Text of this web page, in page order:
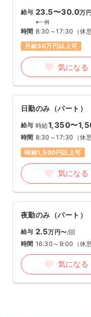
給与 23.5〜30.0万
※一例
時間 8:30～17:30 （休
月給30万円以上可
気になる
日勤のみ（パート）
給与 時給1,350〜
時間 8:30～17:30 （休
時給1,500円以上可
気になる
夜勤のみ（パート）
給与 2.5万円〜/回
時間 16:30～9:00 （休
気になる